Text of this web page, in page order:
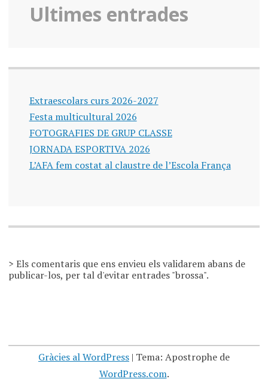
Ultimes entrades
Extraescolars curs 2026-2027
Festa multicultural 2026
FOTOGRAFIES DE GRUP CLASSE
JORNADA ESPORTIVA 2026
L’AFA fem costat al claustre de l’Escola França
> Els comentaris que ens envieu els validarem abans de
publicar-los, per tal d'evitar entrades "brossa".
Gràcies al WordPress | Tema: Apostrophe de
WordPress.com.